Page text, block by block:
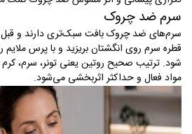
سرم ضد چروک
سرم‌های ضد چروک بافت سبک‌تری دارند و قبل
قطره سرم روی انگشتان بریزید و با پرس
شود. ترتیب صحیح روتین یعنی تونر، سرم،
مواد فعال و حداکثر اثربخشی می‌شود.